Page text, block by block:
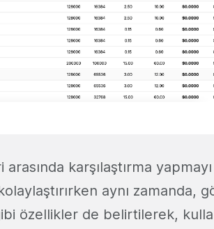
karşılaştırma
aynı zamanda,
özellikler de belirtilerek,